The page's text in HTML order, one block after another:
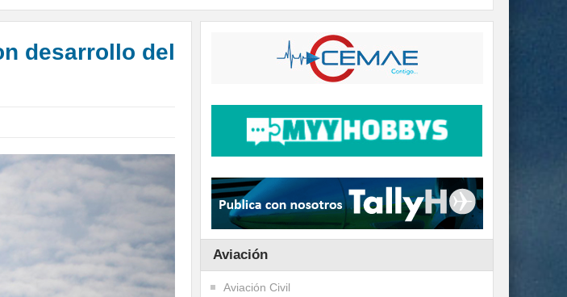
desarrollo del
Aviación
Aviación Civil